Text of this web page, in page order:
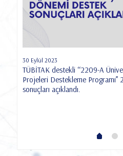
30 Eylül 2023
TÜBİTAK destekli ‘‘2209-A
Projeleri Destekleme
sonuçları açıklandı.